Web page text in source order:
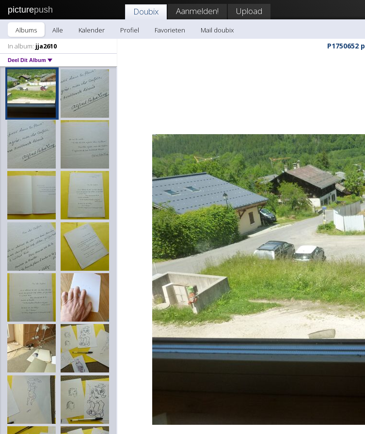
picturepush Doubix Aanmelden! Upload
Albums Alle Kalender Profiel Favorieten
Mail doubix
In album: jja2610
Deel Dit Album
P1750652 p